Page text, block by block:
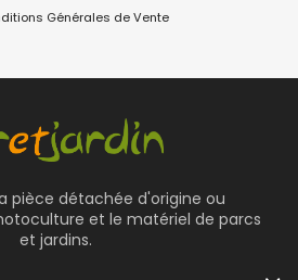
Générales de Vente
pièce détachée d'origine ou
et le matériel de parcs
et jardins.